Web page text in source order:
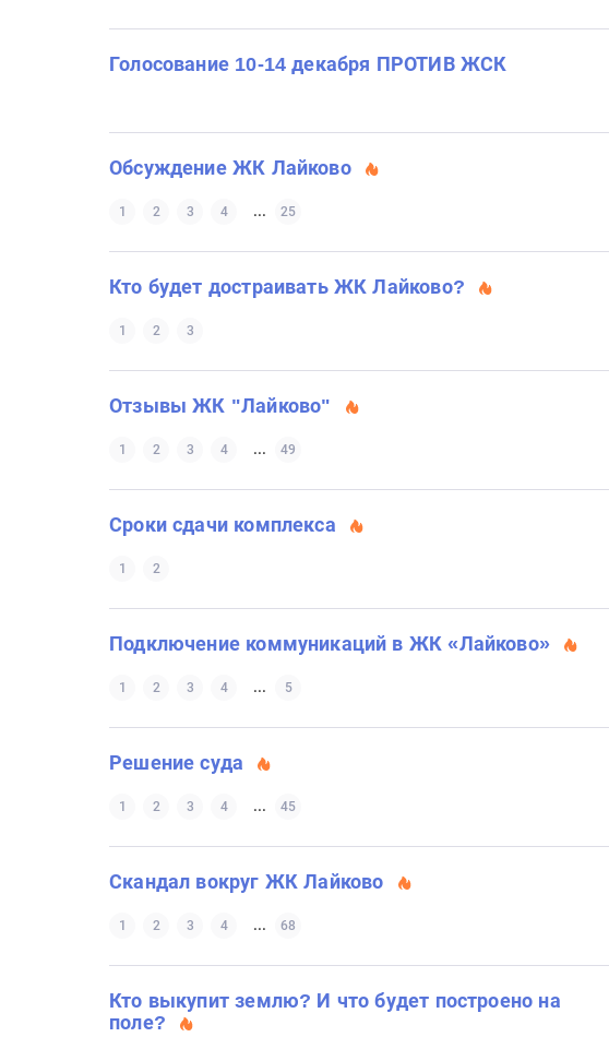
Голосование 10-14 декабря ПРОТИВ ЖСК
Обсуждение ЖК Лайково
1 2 3 4 ... 25
Кто будет достраивать ЖК Лайково?
1 2 3
Отзывы ЖК "Лайково"
1 2 3 4 ... 49
Сроки сдачи комплекса
1 2
Подключение коммуникаций в ЖК «Лайково»
1 2 3 4 ... 5
Решение суда
1 2 3 4 ... 45
Скандал вокруг ЖК Лайково
1 2 3 4 ... 68
Кто выкупит землю? И что будет построено на
поле?